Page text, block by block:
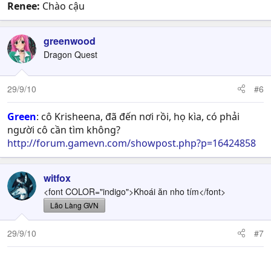
Renee: Chào cậu
greenwood
Dragon Quest
29/9/10 #6
Green: cô Krisheena, đã đến nơi rồi, họ kìa, có phải
người cô cần tìm không?
http://forum.gamevn.com/showpost.php?p=16424858
witfox
<font COLOR="indigo">Khoái ăn nho tím</font>
Lão Làng GVN
29/9/10 #7